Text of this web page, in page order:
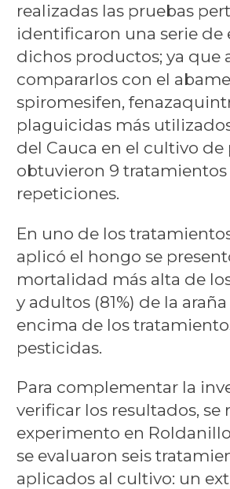
realizadas las pruebas
identificaron una serie de
dichos productos; ya que
compararlos con el
spiromesifen,
plaguicidas más
del Cauca en el cultivo de
obtuvieron 9 tratamientos
repeticiones.
En uno de los
aplicó el hongo se
mortalidad más alta de
y adultos (81%) de la
encima de los
pesticidas.
Para complementar la
verificar los resultados, se
experimento en
se evaluaron seis
aplicados al cultivo: un